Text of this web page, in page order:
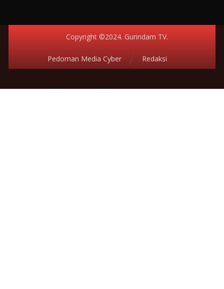
Copyright ©2024. Gurindam TV.
Redaksi
Pedoman Media Cyber